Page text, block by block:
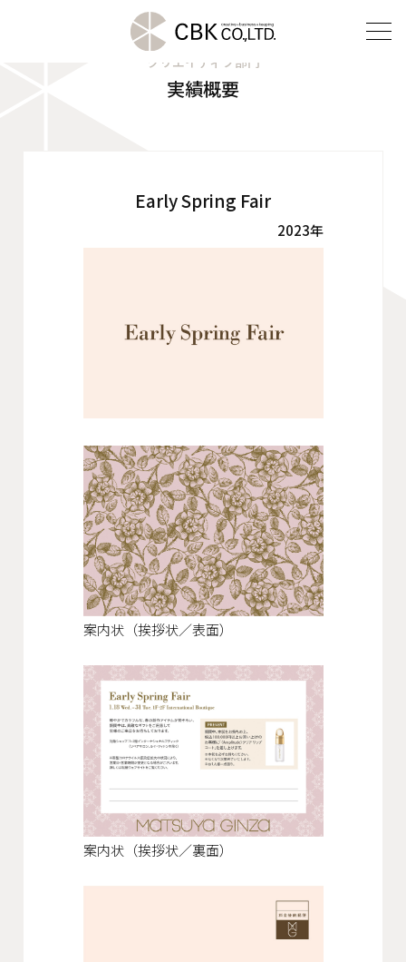
会社概要
沿革
役員一覧
組織図
グループ会社
アクセス
採用情報
協力会社・スタッフ募集
お問い合わせ
クリエイティブ部門
実績概要
Early Spring Fair
2023年
案内状（挨拶状／表面）
案内状（挨拶状／裏面）